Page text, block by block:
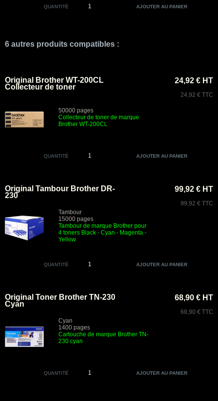
QUANTITÉ
6 autres produits compatibles :
Original Brother WT-200CL
Collecteur de toner
50000 pages
Collecteur de toner de marque
Brother WT-200CL
24,92 € HT
24,92 € TTC
QUANTITÉ
Original Tambour Brother DR-
230
Tambour
15000 pages
Tambour de marque Brother pour
4 toners Black - Cyan - Magenta -
Yellow
99,92 € HT
99,92 € TTC
QUANTITÉ
Original Toner Brother TN-230
Cyan
Cyan
1400 pages
Cartouche de marque Brother TN-
230 cyan
68,90 € HT
68,90 € TTC
QUANTITÉ